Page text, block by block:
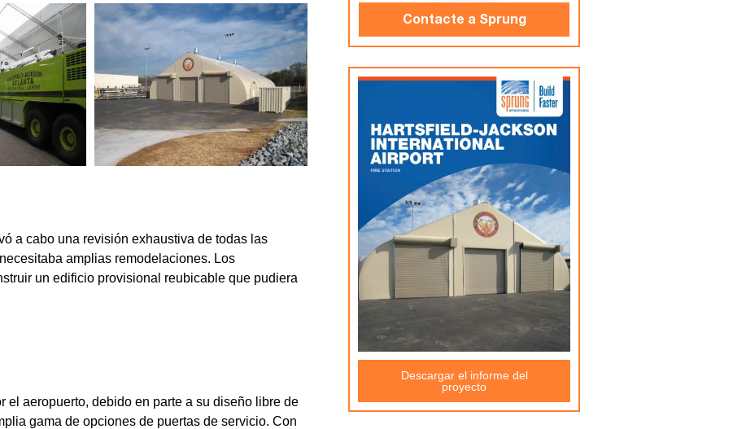
a cabo una revisión exhaustiva de todas las
amplias remodelaciones. Los
un edificio provisional reubicable que pudiera
el aeropuerto, debido en parte a su diseño libre de
gama de opciones de puertas de servicio. Con
Contacte a Sprung
Descargar el informe del
proyecto